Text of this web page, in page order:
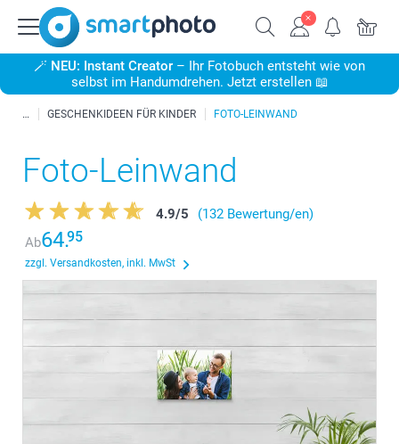
🪄 NEU: Instant Creator – Ihr Fotobuch entsteht wie von
selbst im Handumdrehen. Jetzt erstellen 📖
GESCHENKIDEEN FÜR KINDER FOTO-LEINWAND
Foto-Leinwand
4.9/5
(132 Bewertung/en)
Ab64.95
zzgl. Versandkosten, inkl. MwSt